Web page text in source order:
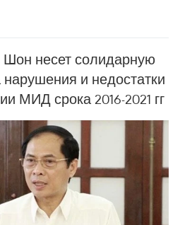
несет солидарную
нарушения и недостатки
МИД срока 2016-2021 гг